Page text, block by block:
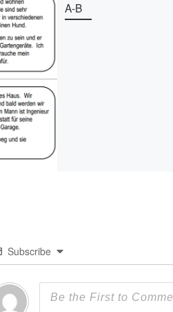
A-B
Subscribe